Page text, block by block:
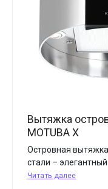
Вытяжка
MOTUBA X
Островная
стали –
Читать далее